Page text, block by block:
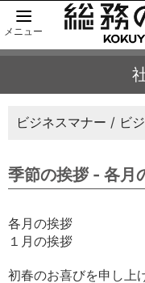
メニュー
ビジネスマナー ビ
季節の挨拶 - 各月
各月の挨拶
１月の挨拶
初春のお喜びを申し上